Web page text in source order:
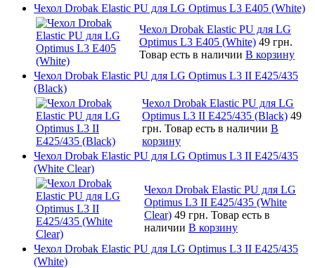
Чехол Drobak Elastic PU для LG Optimus L3 E405 (White)
Чехол Drobak Elastic PU для LG
Optimus L3 E405 (White) 49 грн.
Товар есть в наличии В корзину
Чехол Drobak Elastic PU для LG Optimus L3 II E425/435
(Black)
Чехол Drobak Elastic PU для LG
Optimus L3 II E425/435 (Black) 49
грн. Товар есть в наличии В
корзину
Чехол Drobak Elastic PU для LG Optimus L3 II E425/435
(White Сlear)
Чехол Drobak Elastic PU для LG
Optimus L3 II E425/435 (White
Сlear) 49 грн. Товар есть в
наличии В корзину
Чехол Drobak Elastic PU для LG Optimus L3 II E425/435
(White)